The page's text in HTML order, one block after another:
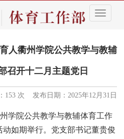
导
航
单
人衢州学院公共教学与教辅
召开十二月主题党日
153 次 发布日期：2025年12月31日
学院公共教学与教辅体育工作
如期举行。党支部书记董贵俊